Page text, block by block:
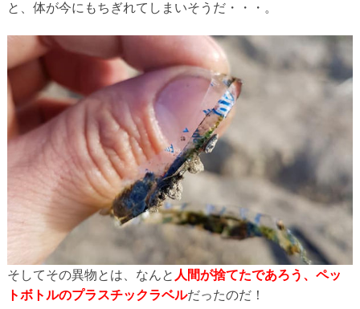
と、体が今にもちぎれてしまいそうだ・・・。
そしてその異物とは、なんと 人間が捨てたであろう、ペッ
トボトルのプラスチックラベルだったのだ！